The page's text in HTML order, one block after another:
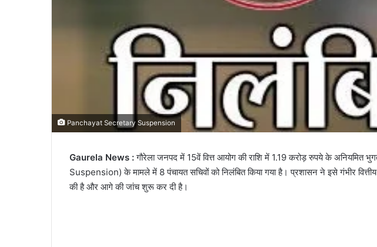
Panchayat Secretary Suspension
Gaurela News :गौरेला जनपद में 15वें वित्त आयोग की राशि में 1.19 करोड़ रुपये के
Suspension) के मामले में 8 पंचायत सचिवों को निलंबित किया गया है। प्रशासन ने इसे गंभीर वित्तीय
की है और आगे की जांच शुरू कर दी है।